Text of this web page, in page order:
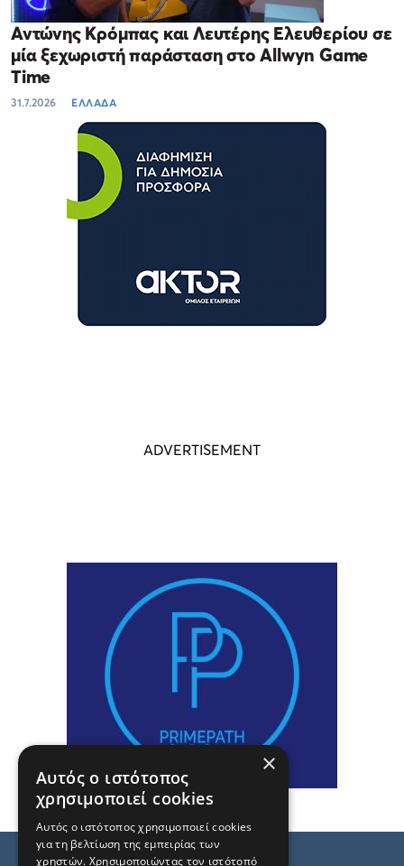
Αντώνης Κρόμπας και Λευτέρης Ελευθερίου σε
μία ξεχωριστή παράσταση στο Allwyn Game
Time
31.7.2026 ΕΛΛΑΔΑ
×
Αυτός ο ιστότοπος
χρησιμοποιεί cookies
Αυτός ο ιστότοπος χρησιμοποιεί cookies
για τη βελτίωση της εμπειρίας των
χρηστών. Χρησιμοποιώντας τον ιστότοπό